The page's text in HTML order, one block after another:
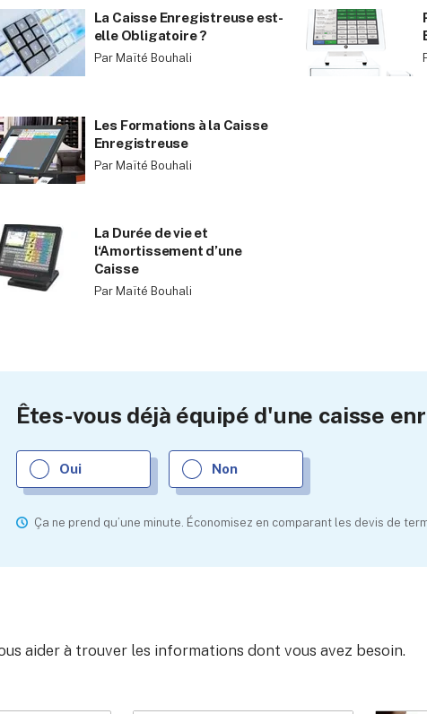
La Caisse Enregistreuse est-
elle Obligatoire ?
Par Maïté Bouhali
Les Formations à la Caisse
Enregistreuse
Par Maïté Bouhali
La Durée de vie et
l‘Amortissement d’une
Caisse
Par Maïté Bouhali
Êtes-vous déjà équipé d'une caisse
Oui Non
Ça ne prend qu’une minute. Économisez en comparant les devis de
aider à trouver les informations dont vous avez besoin.